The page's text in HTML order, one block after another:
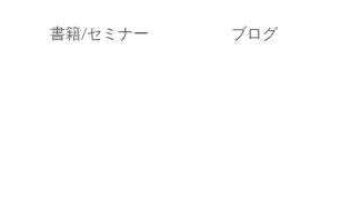
書籍/セミナー ブログ